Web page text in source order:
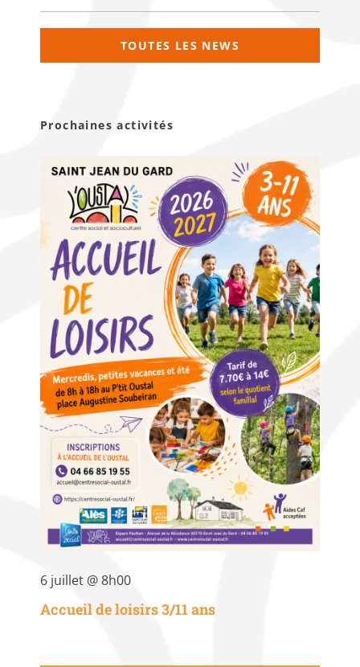
TOUTES LES NEWS
Prochaines activités
6 juillet @ 8h00
Accueil de loisirs 3/11 ans